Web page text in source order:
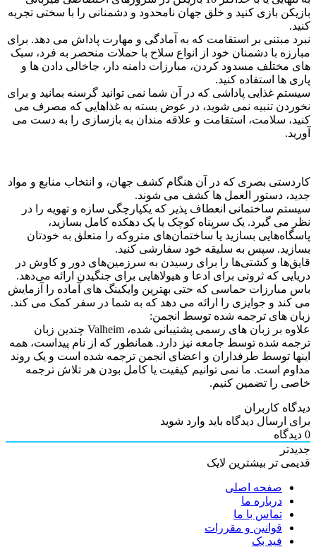
بازیکن بازی کنید و خلق جهان نامحدود و دشمنانی را با سختی تجربه
کنید.
نبرد مبتنی بر استقامت که به آمادگی و مهارت پاداش می دهد. برای
مبارزه با دشمنان خود از انواع سلاح با حملات منحصر به فرد، سبک
های مختلف مسدود کردن، مبارزات دامنه دار، جاخالی دادن ها و
پاری ها استفاده کنید.
سیستم غذایی پاداشی که در آن شما نمی توانید گرسنه بمانید و برای
نخوردن تنبیه نمی شوید، در عوض بسته به غذاهایی که مصرف می
کنید، سلامت، استقامت و علاقه مندان به بازسازی را به دست می
آورید.
کاردستی بصری که در آن هنگام کشف جهان، و انتخاب منابع و مواد
جدید، دستور العمل ها کشف می شوند.
سیستم ساختمانی انعطاف پذیر که یکپارچگی سازه و تهویه را در
نظر می گیرد. یک سرپناه کوچک یا یک دهکده کامل بسازید،
پاسگاه‌هایی بسازید یا ساختمان‌های متروکه را متعلق به خودتان
بسازید. سپس به سلیقه خود سفارشی کنید.
قایق‌ها و کشتی‌ها را برای رسیدن به سرزمین‌های دور و کاوش در
دریایی که ثروتی برای ادعا و هیولاهایی برای جنگیدن ارائه می‌دهد.
باس مبارزات حماسی که حتی بهترین وایکینگ های آماده را آزمایش
می کند و جوایزی را ارائه می دهد که به شما در سفر کمک می کند.
زبان های ترجمه شده توسط انجمن:
علاوه بر زبان های رسمی پشتیبانی شده، Valheim چندین زبان
ترجمه شده توسط جامعه نیز دارد. همانطور که از نام پیداست، همه
اینها توسط طرفداران و اعضای انجمن ترجمه شده است و یک روند
مداوم است. ما نمی توانیم کیفیت یا کامل بودن هر تلاش ترجمه
خاصی را تضمین کنیم.
دیدگاه کاربران
برای ارسال دیدگاه باید وارد شوید
0 دیدگاه
جدیدتر
قدیمی تر بیشترین لایک
صفحه اصلی
درباره ما
تماس با ما
قوانین و مقررات
فید بک